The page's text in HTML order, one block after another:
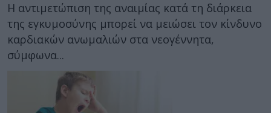
Η αντιμετώπιση της αναιμίας κατά τη διάρκεια
της εγκυμοσύνης μπορεί να μειώσει τον κίνδυνο
καρδιακών ανωμαλιών στα νεογέννητα,
σύμφωνα...